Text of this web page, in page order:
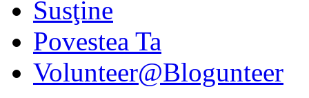
Susţine
Povestea Ta
Volunteer@Blogunteer